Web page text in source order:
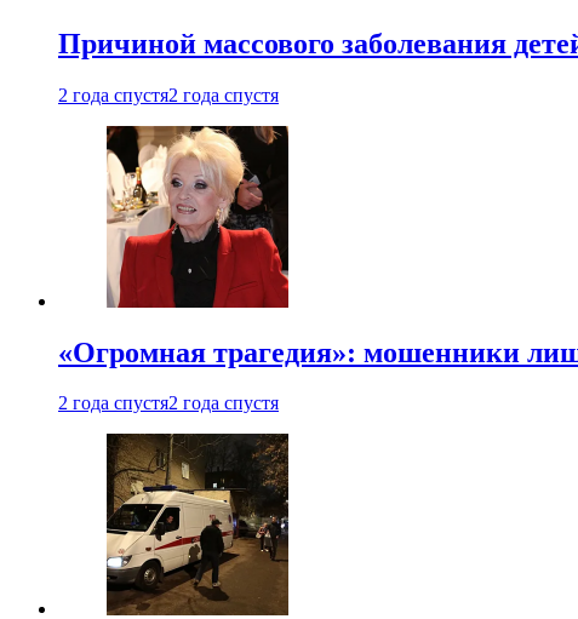
Причиной массового заболевания
2 года спустя2 года спустя
«Огромная трагедия»: мошенники
2 года спустя2 года спустя